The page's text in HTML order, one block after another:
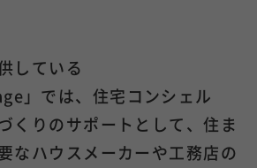
している
」では、住宅コンシェル
くりのサポートとして、住ま
なハウスメーカーや工務店の